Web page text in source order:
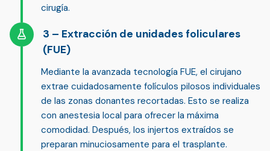
cirugía.
Extracción de unidades foliculares
(FUE)
Mediante la avanzada tecnología FUE, el cirujano
extrae cuidadosamente folículos pilosos individuales
de las zonas donantes recortadas. Esto se realiza
con anestesia local para ofrecer la máxima
comodidad. Después, los injertos extraídos se
preparan minuciosamente para el trasplante.